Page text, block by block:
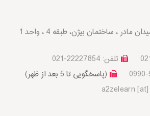
مادر ، ساختمان بیژن، طبقه 4 ، واحد 1
تلفن: 22227854-021
(پاسخگویی تا 5 بعد از ظهر)